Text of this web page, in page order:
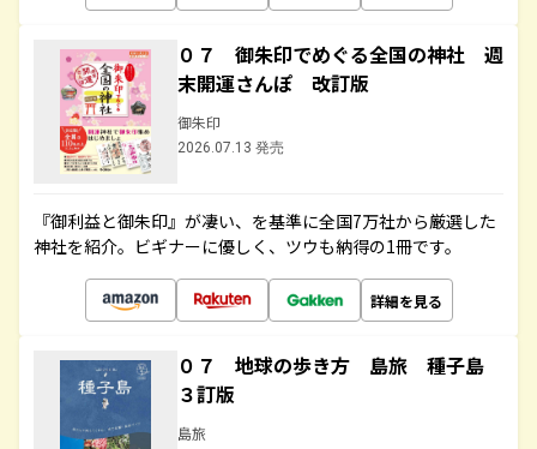
０７ 御朱印でめぐる全国の神社 週
末開運さんぽ 改訂版
御朱印
2026.07.13 発売
『御利益と御朱印』が凄い、を基準に全国7万社から厳選した
神社を紹介。ビギナーに優しく、ツウも納得の1冊です。
詳細を見る
０７ 地球の歩き方 島旅 種子島
３訂版
島旅